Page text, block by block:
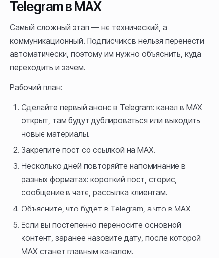
Telegram в MAX
Самый сложный этап — не технический, а
коммуникационный. Подписчиков нельзя перенести
автоматически, поэтому им нужно объяснить, куда
переходить и зачем.
Рабочий план:
Сделайте первый анонс в Telegram: канал в MAX
открыт, там будут дублироваться или выходить
новые материалы.
Закрепите пост со ссылкой на MAX.
Несколько дней повторяйте напоминание в
разных форматах: короткий пост, сторис,
сообщение в чате, рассылка клиентам.
Объясните, что будет в Telegram, а что в MAX.
Если вы постепенно переносите основной
контент, заранее назовите дату, после которой
MAX станет главным каналом.